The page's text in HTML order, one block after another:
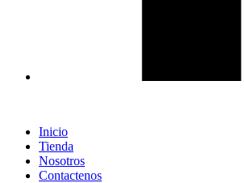
Inicio
Tienda
Nosotros
Contactenos